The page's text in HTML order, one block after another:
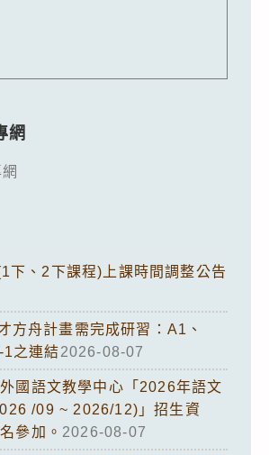
網
下、2下課程)上課時間調整公告
方舟計畫需完成研習：A1、
之連結2026-08-07
國語文教學中心「2026年語文
/09 ~ 2026/12)」招生資
參加。 2026-08-07